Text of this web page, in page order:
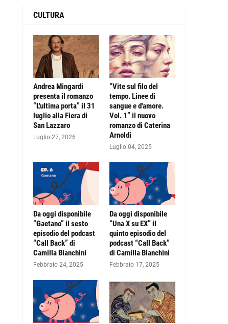
CULTURA
Andrea Mingardi
presenta il romanzo
“L'ultima porta” il 31
luglio alla Fiera di
San Lazzaro
Luglio 27, 2026
“Vite sul filo del
tempo. Linee di
sangue e d'amore.
Vol. 1” il nuovo
romanzo di Caterina
Arnoldi
Luglio 04, 2025
Da oggi disponibile
“Gaetano” il sesto
episodio del podcast
“Call Back” di
Camilla Bianchini
Febbraio 24, 2025
Da oggi disponibile
“Una X su EX” il
quinto episodio del
podcast “Call Back”
di Camilla Bianchini
Febbraio 17, 2025